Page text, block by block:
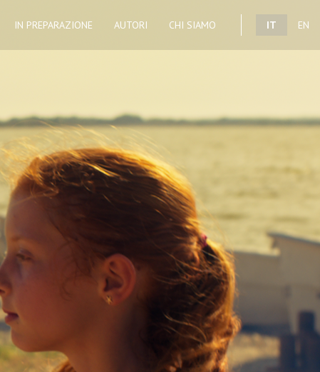
IT EN
IN PREPARAZIONE AUTORI CHI SIAMO